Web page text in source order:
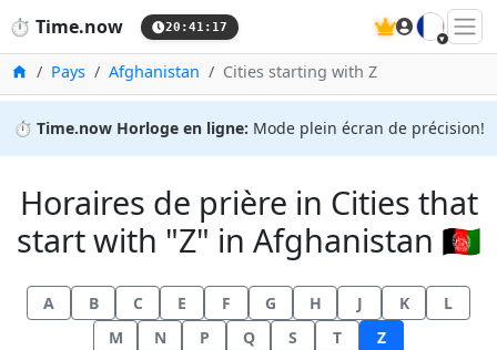
⏱️ Time.now 20:41:18 🇫🇷
Accueil
Pays Afghanistan Cities starting with Z
⏱️ Time.now Horloge en ligne: Mode plein écran de précision!
Horaires de prière in Cities that
start with "Z" in Afghanistan 🇦🇫
A B C E F G H J K
L
M
N P Q S T Z